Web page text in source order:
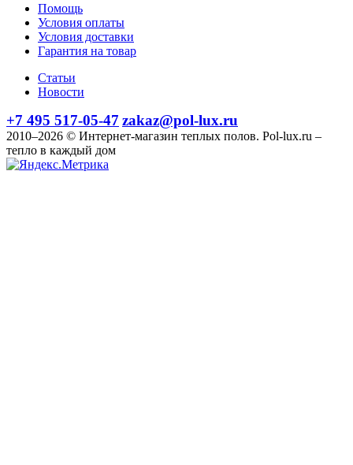
Помощь
Условия оплаты
Условия доставки
Гарантия на товар
Статьи
Новости
+7 495 517-05-47 zakaz@pol-lux.ru
2010–2026 © Интернет-магазин теплых полов. Pol-lux.ru –
тепло в каждый дом